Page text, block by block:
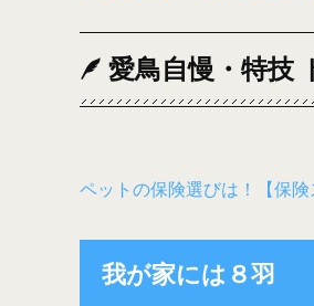
愛鳥自慢・特技
ペットの保険選びは！【保
我が家には８羽